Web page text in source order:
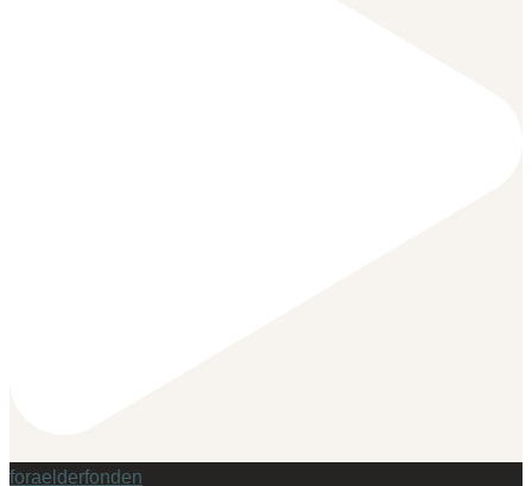
foraelderfonden